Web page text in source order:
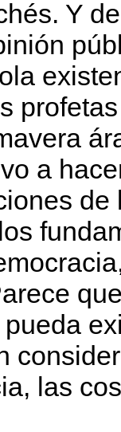
Y
a
las